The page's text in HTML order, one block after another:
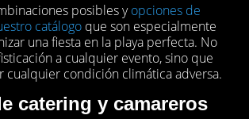
posibles yopciones de
catálogo que son especialmente
una fiesta en la playa perfecta. No
a cualquier evento, sino que
cualquier condición climática adversa.
catering y camareros